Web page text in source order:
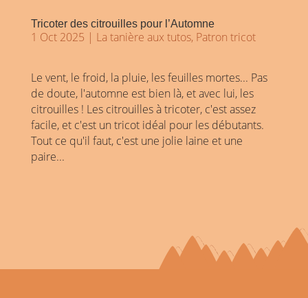
Tricoter des citrouilles pour l’Automne
1 Oct 2025 | La tanière aux tutos, Patron tricot
Le vent, le froid, la pluie, les feuilles mortes... Pas
de doute, l'automne est bien là, et avec lui, les
citrouilles ! Les citrouilles à tricoter, c'est assez
facile, et c'est un tricot idéal pour les débutants.
Tout ce qu'il faut, c'est une jolie laine et une
paire...